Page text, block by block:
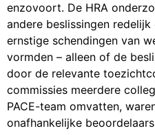
enzovoort. De HRA
andere beslissingen
ernstige schendingen van
vormden – alleen of de
door de relevante
commissies meerdere
PACE-team omvatten,
onafhankelijke